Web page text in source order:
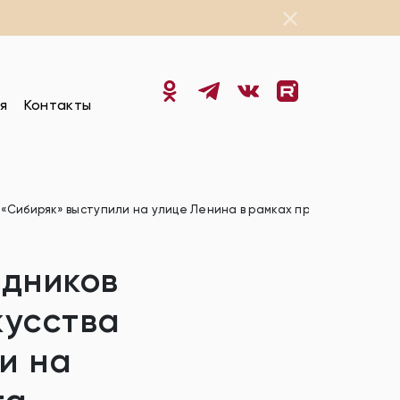
Контакты
выступили на улице Ленина в рамках проекта
на